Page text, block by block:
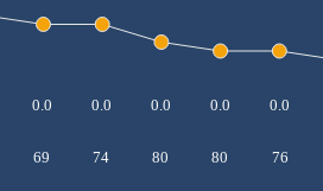
0.0 0.0 0.0 0.0 0.0
69 74 80 80 76